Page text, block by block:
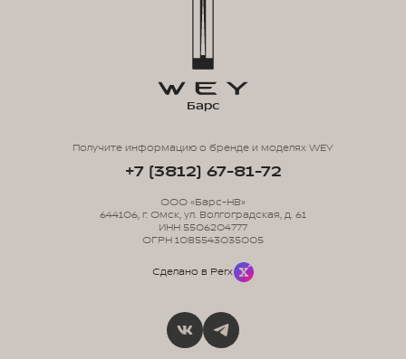
Барс
Получите информацию о бренде и моделях WEY
+7 (3812) 67-81-72
ООО «Барс-НВ»
644106, г. Омск, ул. Волгоградская, д. 61
ИНН 5506204777
ОГРН 1085543035005
Сделано в Perx